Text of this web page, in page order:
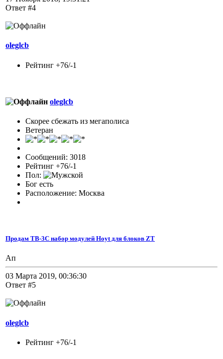
Ответ #4
oleglcb
Рейтинг +76/-1
oleglcb
Скорее сбежать из мегаполиса
Ветеран
Сообщений: 3018
Рейтинг +76/-1
Пол:
Бог есть
Расположение: Москва
Продам TB-3C набор модулей Hoyt для блоков ZT
Ап
03 Марта 2019, 00:36:30
Ответ #5
oleglcb
Рейтинг +76/-1